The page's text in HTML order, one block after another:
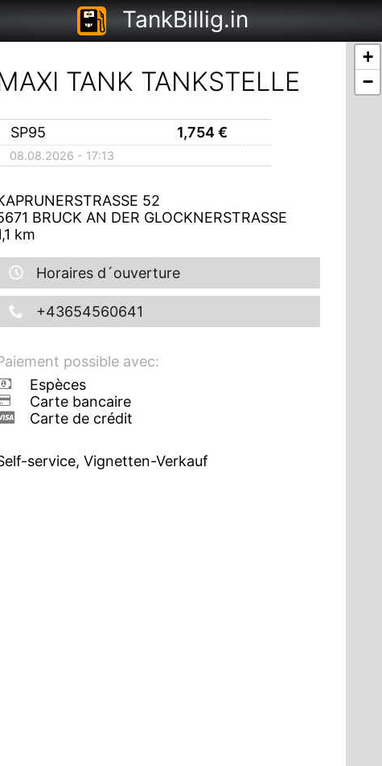
TankBillig.in
TANK TANKSTELLE
SP95 1,754€
08.08.2026 - 17:13
52
BRUCK AN DER GLOCKNERSTRASSE
km
Horaires d´ouverture
+43654560641
possible avec:
Espèces
Carte bancaire
Carte de crédit
service, Vignetten-Verkauf
+
−